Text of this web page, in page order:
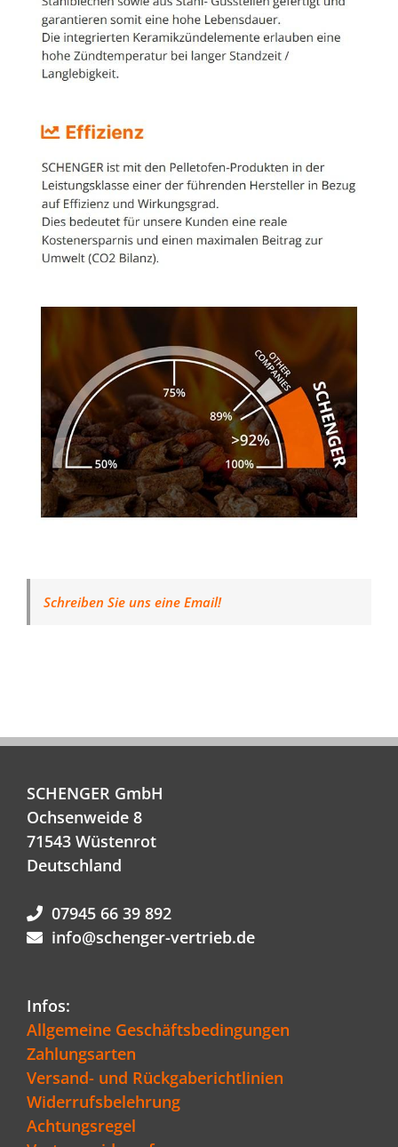
Schreiben Sie uns eine Email!
SCHENGER GmbH
Ochsenweide 8
71543 Wüstenrot
Deutschland
07945 66 39 892
info@schenger-vertrieb.de
Infos:
Allgemeine Geschäftsbedingungen
Zahlungsarten
Versand- und Rückgaberichtlinien
Widerrufsbelehrung
Achtungsregel